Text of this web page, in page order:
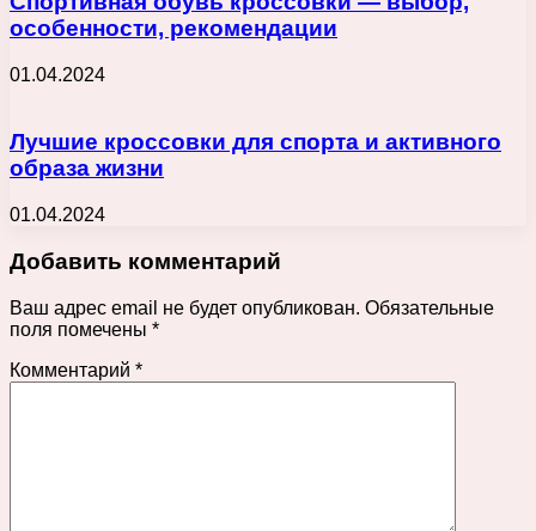
особенности, рекомендации
01.04.2024
Лучшие кроссовки для спорта и активного
образа жизни
01.04.2024
Добавить комментарий
Ваш адрес email не будет опубликован. Обязательные
поля помечены *
Комментарий *